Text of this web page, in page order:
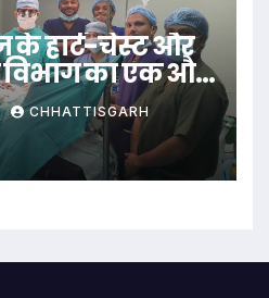
हार्ट-चेस्ट और
विभाग का एक और
CHHATTISGARH